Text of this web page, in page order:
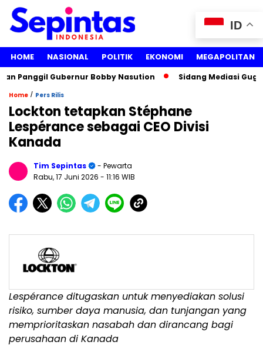
HOME NASIONAL POLITIK EKONOMI MEGAPOLITAN
Gubernur Bobby Nasution Sidang Mediasi
Home / Pers Rilis
Lockton tetapkan Stéphane
Lespérance sebagai CEO Divisi
Kanada
Tim Sepintas
- Pewarta
Rabu, 17 Juni 2026 - 11:16 WIB
Lespérance ditugaskan untuk menyediakan solusi
risiko, sumber daya manusia, dan tunjangan yang
memprioritaskan nasabah dan dirancang bagi
perusahaan di Kanada
ID